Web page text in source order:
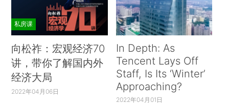
私房课
向松祚：宏观经济70
讲，带你了解国内外
经济大局
2022年04月06日
In Depth: As
Tencent Lays Off
Staff, Is Its ‘Winter’
Approaching?
2022年04月01日